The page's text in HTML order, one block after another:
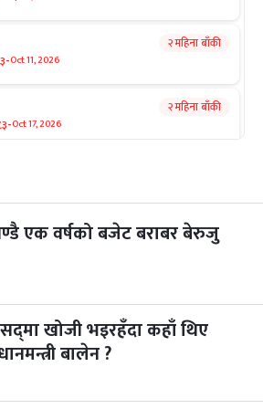
-Oct 11, 2026
२ महिना बाँकी
-Oct 17, 2026
२ महिना बाँकी
२ महिना बाँकी
Oct 21, 2026
व्रत
एक वर्षको बजेट बराबर बेरुजु
खोजी भइरहँदा कहाँ थिए
बालेन ?